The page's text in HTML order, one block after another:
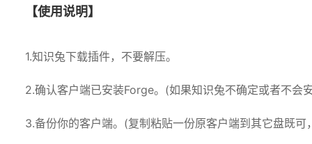
【使用说明】
1.知识兔下载插件，不要解压。
2.确认客户端已安装Forge。(如果知识兔不确定或者不会
3.备份你的客户端。(复制粘贴一份原客户端到其它盘既